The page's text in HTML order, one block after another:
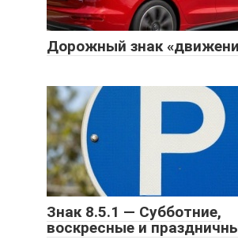
Дорожный знак
Знак 8.5.1 — Субботние,
воскресные и